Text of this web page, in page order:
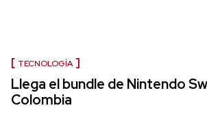
TECNOLOGÍA
Llega el bundle de Nintendo
Colombia